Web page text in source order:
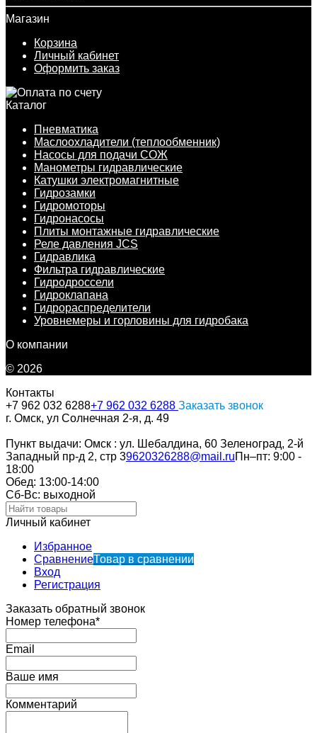
Магазин
Корзина
Личный кабинет
Оформить заказ
Каталог
Пневматика
Маслоохладители (теплообменник)
Насосы для подачи СОЖ
Манометры гидравлические
Катушки электромагнитные
Гидрозамки
Гидромоторы
Гидронасосы
Плиты монтажные гидравлические
Реле давления JCS
Гидравлика
Фильтра гидравлические
Гидродроссели
Гидроклапана
Гидрораспределители
Уровнемеры и горловины для гидробака
О компании
© 2026
Контакты
+7 962 032 6288+7 962 032 6288 Заказать звонок
г. Омск, ул Солнечная 2-я, д. 49
Пункт выдачи: Омск : ул. Шебалдина, 60 Зеленоград, 2-й
Западный пр-д 2, стр 39620326288@mail.ruПн–пт: 9:00 -
18:00
Обед: 13:00-14:00
Cб-Вс: выходной
Личный кабинет
Избранное
СравнениеТовар в сравнении
Вход
Регистрация
Заказать обратный звонок
Номер телефона*
Email
Ваше имя
Комментарий